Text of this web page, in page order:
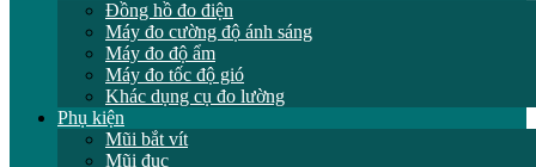
Đồng hồ đo điện
Máy đo cường độ ánh sáng
Máy đo độ ẩm
Máy đo tốc độ gió
Khác dụng cụ đo lường
Phụ kiện
Mũi bắt vít
Mũi đục